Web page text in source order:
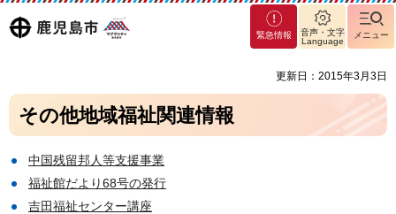
鹿児島
マグ
マシ
島市
緊急情報
音声・文字
Language
メニュー
更新日：2015年3月3日
その他地域福祉関連情報
中国残留邦人等支援事業
福祉館だより68号の発行
吉田福祉センター講座